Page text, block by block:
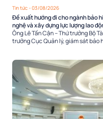
Tin tức - 03/08/2026
Đề xuất hướng đi cho ngành bảo
nghệ và xây dựng lực lượng lao
Ông Lê Tấn Cận – Thứ trưởng Bộ
trưởng Cục Quản lý, giám sát bảo